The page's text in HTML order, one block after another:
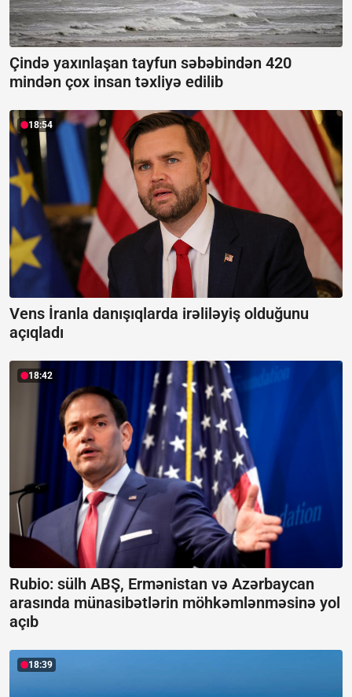
Çində yaxınlaşan tayfun səbəbindən 420
mindən çox insan təxliyə edilib
18:54
Vens İranla danışıqlarda irəliləyiş olduğunu
açıqladı
18:42
Rubio: sülh ABŞ, Ermənistan və Azərbaycan
arasında münasibətlərin möhkəmlənməsinə yol
açıb
18:39